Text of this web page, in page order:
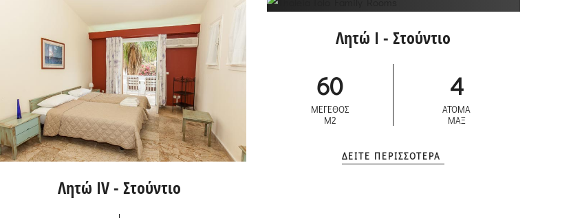
Λητώ IV - Στούντιο
Λητώ I - Στούντιο
60
ΜΕΓΕΘΟΣ
M2
4
ΑΤΟΜΑ
ΜΑΞ
ΔΕΙΤΕ ΠΕΡΙΣΣΟΤΕΡΑ